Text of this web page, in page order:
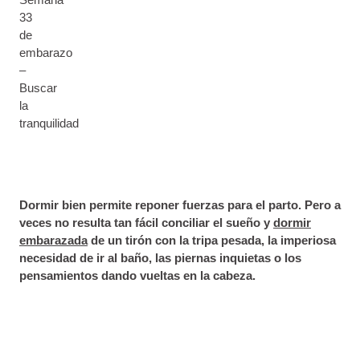
33
de
embarazo
–
Buscar
la
tranquilidad
Dormir bien permite reponer fuerzas para el parto. Pero a
veces no resulta tan fácil conciliar el sueño y dormir
embarazadade un tirón con la tripa pesada, la imperiosa
necesidad de ir al baño, las piernas inquietas o los
pensamientos dando vueltas en la cabeza.